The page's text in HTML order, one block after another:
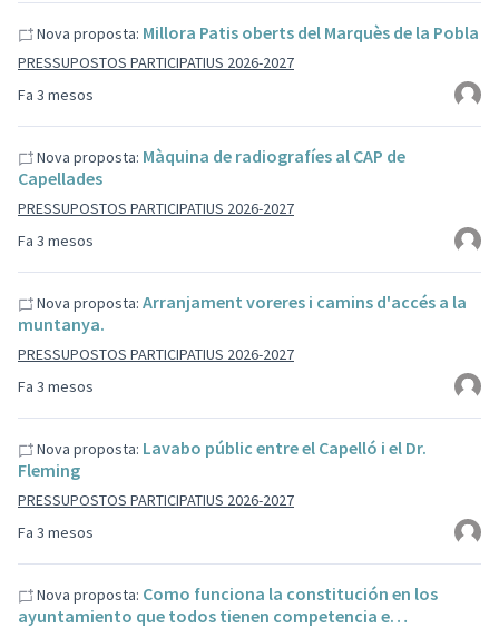
Fa 3 mesos
Nova proposta: Millora Patis oberts del Marquès de la Pobla
PRESSUPOSTOS PARTICIPATIUS 2026-2027
Fa 3 mesos
Nova proposta: Màquina de radiografíes al CAP de
Capellades
PRESSUPOSTOS PARTICIPATIUS 2026-2027
Fa 3 mesos
Nova proposta: Arranjament voreres i camins d'accés a la
muntanya.
PRESSUPOSTOS PARTICIPATIUS 2026-2027
Fa 3 mesos
Nova proposta: Lavabo públic entre el Capelló i el Dr.
Fleming
PRESSUPOSTOS PARTICIPATIUS 2026-2027
Nova proposta: Como funciona la constitución en los
ayuntamiento que todos tienen competencia e…